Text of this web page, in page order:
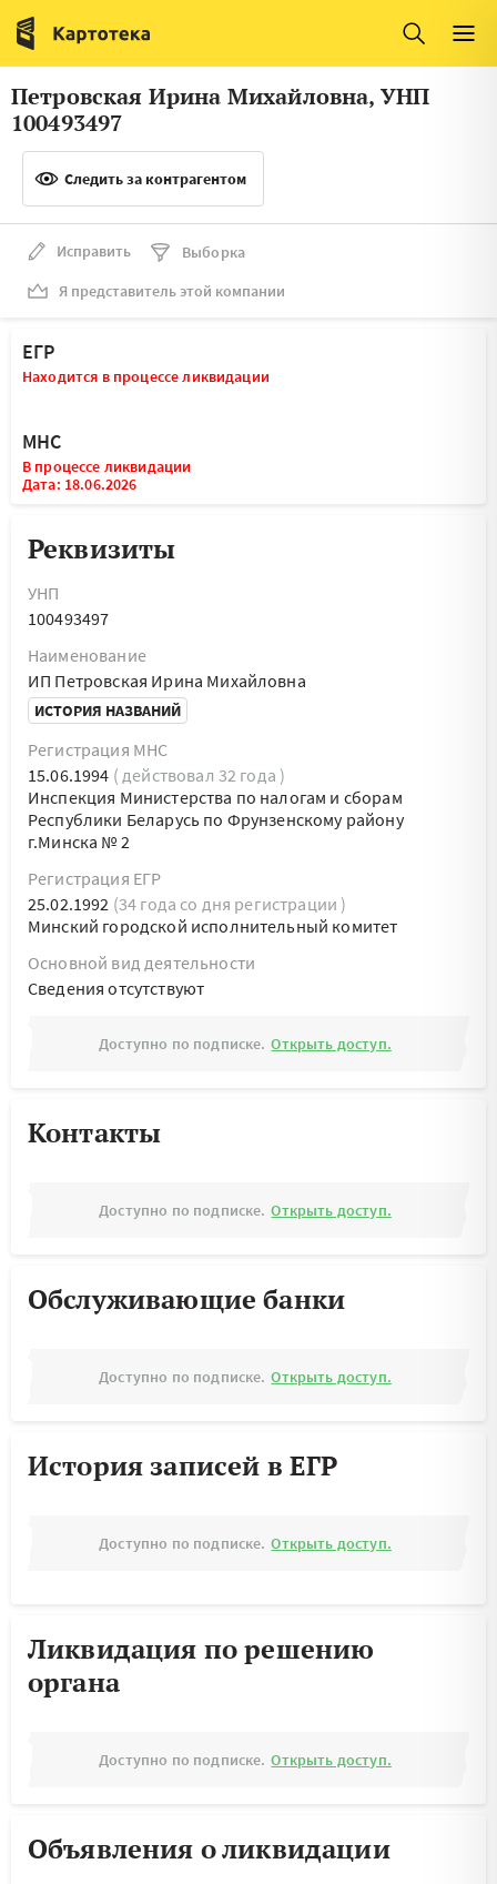
Италия
Люксембург
Литва
Латвия
Словения
Франция
Швеция
Мальта
Петровская Ирина Михайловна, УНП
100493497
Следить за контрагентом
Исправить
Выборка
Я представитель этой компании
ЕГР
Находится в процессе ликвидации
МНС
В процессе ликвидации
Дата: 18.06.2026
Реквизиты
УНП
100493497
Наименование
ИП Петровская Ирина Михайловна
ИСТОРИЯ НАЗВАНИЙ
Регистрация МНС
15.06.1994 ( действовал 32 года )
Инспекция Министерства по налогам и сборам
Республики Беларусь по Фрунзенскому району
г.Минска № 2
Регистрация ЕГР
25.02.1992 (34 года со дня регистрации )
Минский городской исполнительный комитет
Основной вид деятельности
Cведения отсутствуют
Доступно по подписке. Открыть доступ.
Контакты
Доступно по подписке. Открыть доступ.
Обслуживающие банки
Доступно по подписке. Открыть доступ.
История записей в ЕГР
Доступно по подписке. Открыть доступ.
Ликвидация по решению
органа
Доступно по подписке. Открыть доступ.
Объявления о ликвидации